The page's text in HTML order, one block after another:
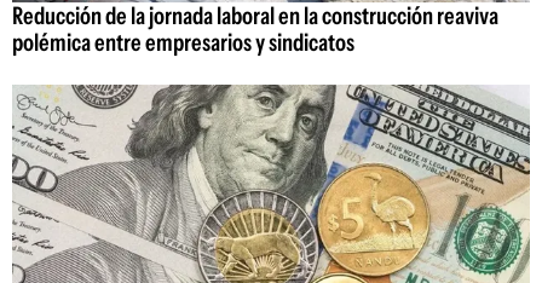
Reducción de la jornada laboral en la construcción reaviva
polémica entre empresarios y sindicatos